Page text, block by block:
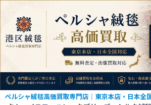
テ
へ
スペルシャ絨毯高価買取専門店｜東京本店・日本全